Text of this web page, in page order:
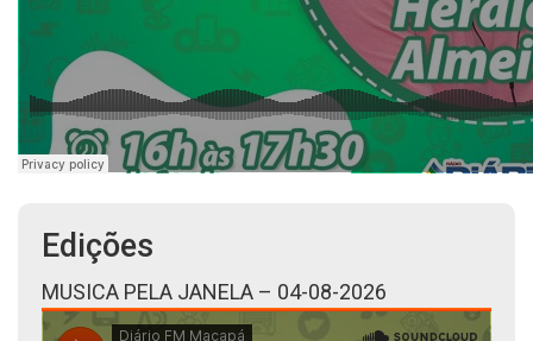
Edições
MUSICA PELA JANELA – 04-08-2026